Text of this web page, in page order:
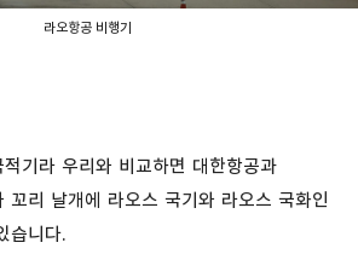
라오항공 비행기
기라 우리와 비교하면 대한항공과
꼬리 날개에 라오스 국기와 라오스 국화인
습니다.